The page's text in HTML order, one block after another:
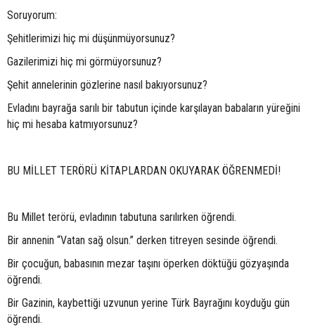
Soruyorum:
Şehitlerimizi hiç mi düşünmüyorsunuz?
Gazilerimizi hiç mi görmüyorsunuz?
Şehit annelerinin gözlerine nasıl bakıyorsunuz?
Evladını bayrağa sarılı bir tabutun içinde karşılayan babaların yüreğini
hiç mi hesaba katmıyorsunuz?
BU MİLLET TERÖRÜ KİTAPLARDAN OKUYARAK ÖĞRENMEDİ!
Bu Millet terörü, evladının tabutuna sarılırken öğrendi.
Bir annenin “Vatan sağ olsun.” derken titreyen sesinde öğrendi.
Bir çocuğun, babasının mezar taşını öperken döktüğü gözyaşında
öğrendi.
Bir Gazinin, kaybettiği uzvunun yerine Türk Bayrağını koyduğu gün
öğrendi.